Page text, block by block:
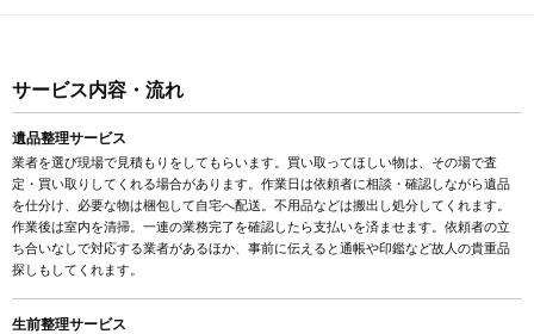
サービス内容・流れ
遺品整理サービス
業者を選び現場で見積もりをしてもらいます。買い取ってほしい物は、その場で査
定・買い取りしてくれる場合があります。作業日は依頼者に相談・確認しながら遺品
を仕分け、必要な物は梱包して自宅へ配送。不用品などは搬出し処分してくれます。
作業後は室内を清掃。一連の業務完了を確認したら支払いを済ませます。依頼者の立
ち合いなしで対応する業者があるほか、事前に伝えると通帳や印鑑など故人の貴重品
探しもしてくれます。
生前整理サービス